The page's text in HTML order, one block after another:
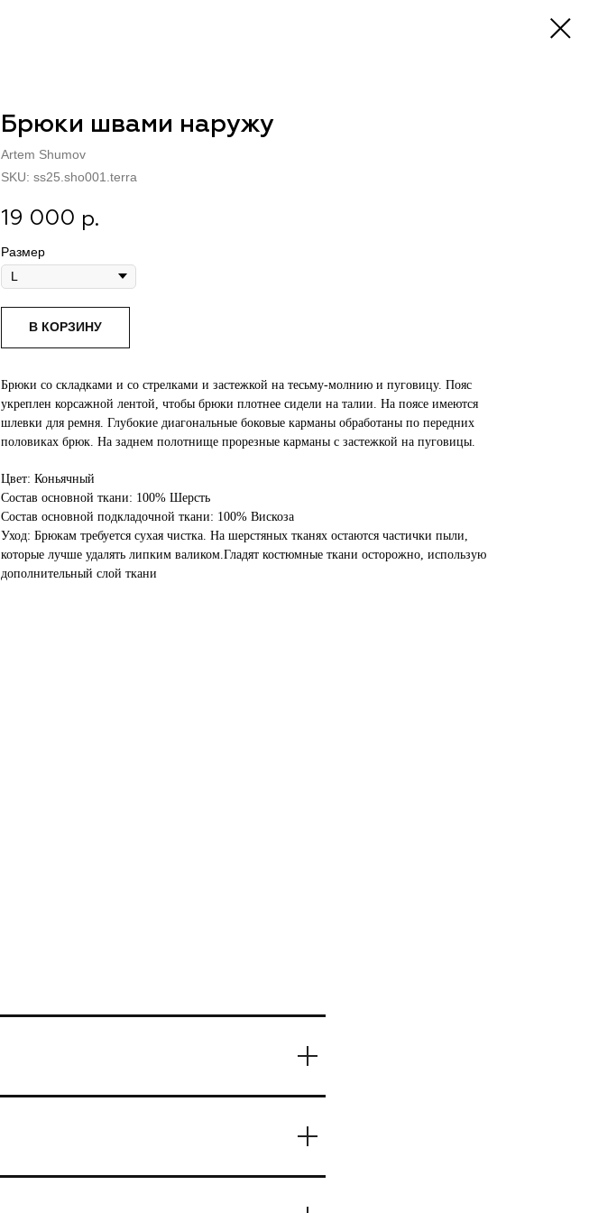
Брюки швами наружу
Artem Shumov
SKU: ss25.sho001.terra
19 000 р.
Размер
В КОРЗИНУ
Брюки со складками и со стрелками и застежкой на тесьму-молнию и пуговицу. Пояс
укреплен корсажной лентой, чтобы брюки плотнее сидели на талии. На поясе имеются
шлевки для ремня. Глубокие диагональные боковые карманы обработаны по передних
половиках брюк. На заднем полотнище прорезные карманы с застежкой на пуговицы.
Цвет: Коньячный
Состав основной ткани: 100% Шерсть
Состав основной подкладочной ткани: 100% Вискоза
Уход: Брюкам требуется сухая чистка. На шерстяных тканях остаются частички пыли,
которые лучше удалять липким валиком.Гладят костюмные ткани осторожно, использую
дополнительный слой ткани